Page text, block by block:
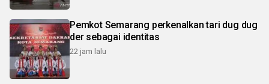
Pemkot Semarang perkenalkan tari dug dug
der sebagai identitas
22 jam lalu